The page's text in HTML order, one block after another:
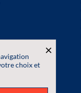
×
choix et